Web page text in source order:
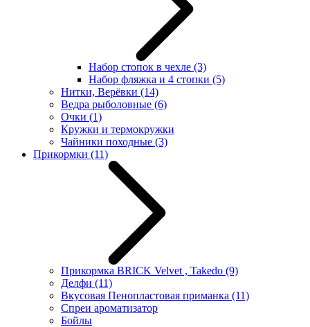
Набор стопок в чехле (3)
Набор фляжка и 4 стопки (5)
Нитки, Верёвки (14)
Ведра рыболовные (6)
Очки (1)
Кружки и термокружки
Чайники походные (3)
Прикормки (11)
Прикормка BRICK Velvet , Takedo (9)
Делфи (11)
Вкусовая Пенопластовая приманка (11)
Спреи ароматизатор
Бойлы